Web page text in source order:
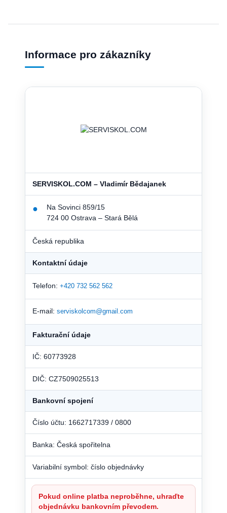
Informace pro zákazníky
SERVISKOL.COM – Vladimír Bědajanek
●
Na Sovinci 859/15
724 00 Ostrava – Stará Bělá
Česká republika
Kontaktní údaje
Telefon: +420 732 562 562
E-mail: serviskolcom@gmail.com
Fakturační údaje
IČ: 60773928
DIČ: CZ7509025513
Bankovní spojení
Číslo účtu: 1662717339 / 0800
Banka: Česká spořitelna
Variabilní symbol: číslo objednávky
Pokud online platba neproběhne, uhraďte
objednávku bankovním převodem.